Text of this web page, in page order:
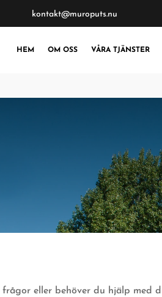
kontakt@muroputs.nu
HEM OM OSS VÅRA TJÄNSTER
frågor eller behöver du hjälp med